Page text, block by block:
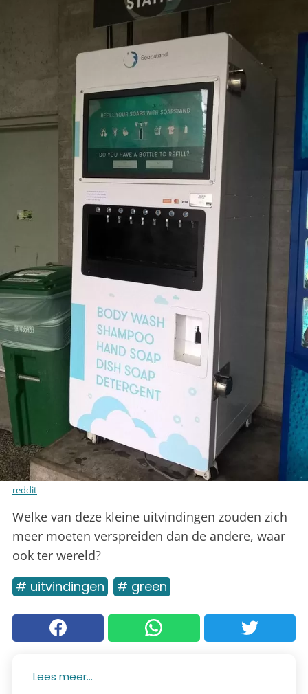
reddit
Welke van deze kleine uitvindingen zouden zich
meer moeten verspreiden dan de andere, waar
ook ter wereld?
# uitvindingen # green
Lees meer...